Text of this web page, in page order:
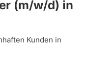
(m/w/d) in
Kunden in